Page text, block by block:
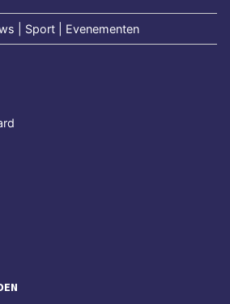
| Sport | Evenementen